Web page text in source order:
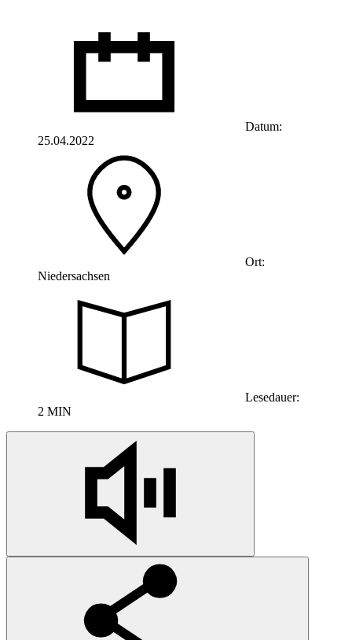
Datum:
25.04.2022
Ort:
Niedersachsen
Lesedauer:
2 MIN